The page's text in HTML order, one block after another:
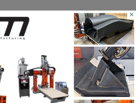
mise sur
3D pour la fabrication
en FA : quand les
de machines doivent
×